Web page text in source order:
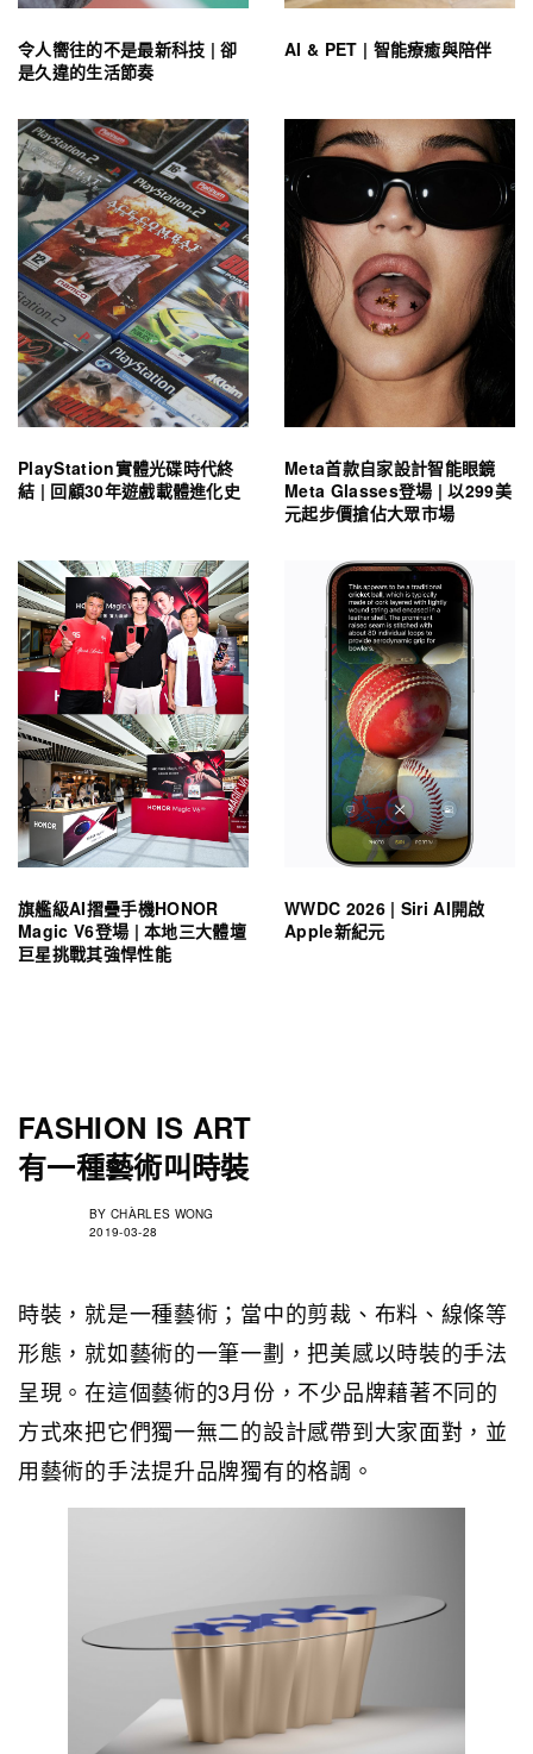
令人嚮往的不是最新科技 | 卻
是久違的生活節奏
AI & PET | 智能療癒與陪伴
PlayStation實體光碟時代終
結 | 回顧30年遊戲載體進化史
Meta首款自家設計智能眼鏡
Meta Glasses登場 | 以299美
元起步價搶佔大眾市場
旗艦級AI摺疊手機HONOR
Magic V6登場 | 本地三大體壇
巨星挑戰其強悍性能
WWDC 2026 | Siri AI開啟
Apple新紀元
FASHION IS ART
有一種藝術叫時裝
BY CHÀRLES WONG
2019-03-28
時裝，就是一種藝術；當中的剪裁、布料、線條等
形態，就如藝術的一筆一劃，把美感以時裝的手法
呈現。在這個藝術的3月份，不少品牌藉著不同的
方式來把它們獨一無二的設計感帶到大家面對，並
用藝術的手法提升品牌獨有的格調。